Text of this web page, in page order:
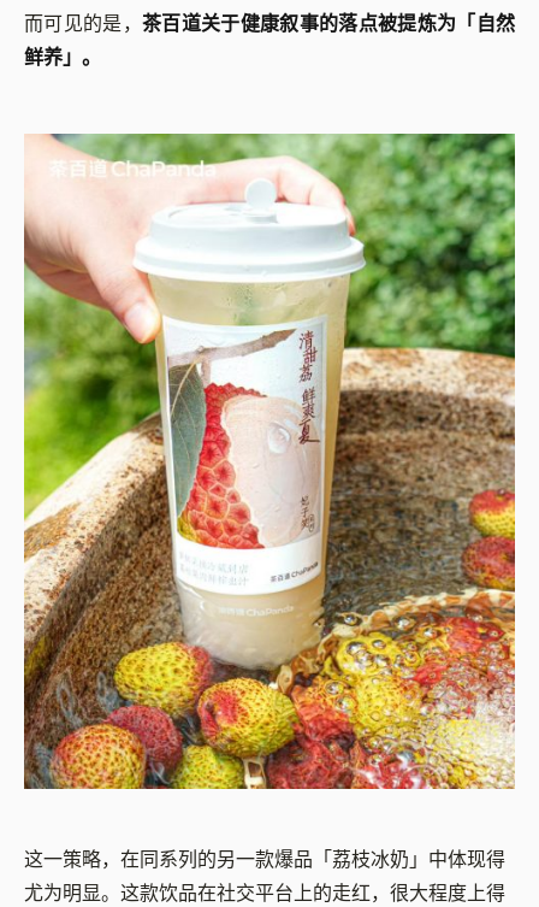
而可见的是， 茶百道关于健康叙事的落点被提炼为「自然
鲜养」。
这一策略，在同系列的另一款爆品「荔枝冰奶」中体现得
尤为明显。这款饮品在社交平台上的走红，很大程度上得